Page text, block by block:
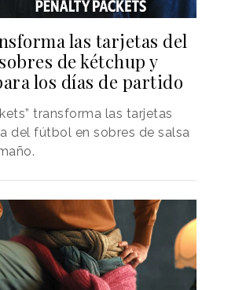
las tarjetas del
de kétchup y
los días de partido
transforma las tarjetas
del fútbol en sobres de salsa